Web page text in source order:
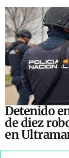
Detenido
de diez
en